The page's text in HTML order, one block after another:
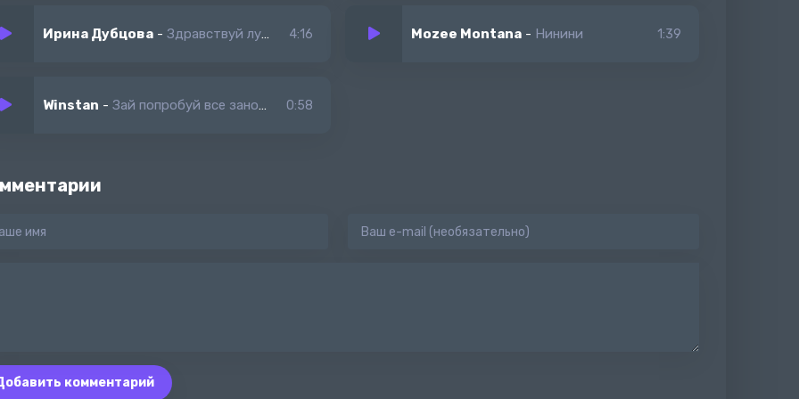
Ирина Дубцова - Здравствуй лучшее что было со мной 4:16 Mozee Montana - Нинини 1:39
Winstan - Зай попробуй все заново я верю у тебя талант и все делаешь правильно 0:58
комментарий